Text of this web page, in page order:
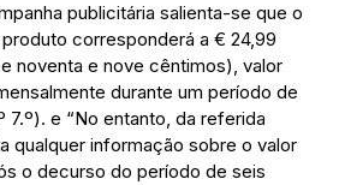
publicitária salienta-se que o
corresponderá a € 24,99
noventa e nove cêntimos), valor
durante um período de
7.º). e “No entanto, da referida
qualquer informação sobre o valor
o decurso do período de seis